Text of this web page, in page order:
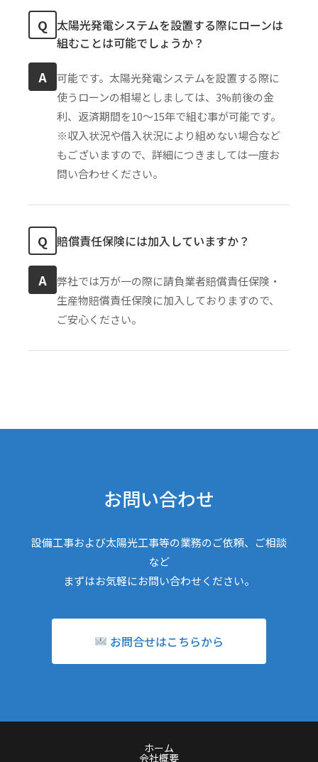
Q 太陽光発電システムを設置する際にローンは
組むことは可能でしょうか？
A
可能です。太陽光発電システムを設置する際に
使うローンの相場としましては、3%前後の金
利、返済期間を10〜15年で組む事が可能です。
※収入状況や借入状況により組めない場合など
もございますので、詳細につきましては一度お
問い合わせください。
Q 賠償責任保険には加入していますか？
A
弊社では万が一の際に請負業者賠償責任保険・
生産物賠償責任保険に加入しておりますので、
ご安心ください。
お問い合わせ
設備工事および太陽光工事等の業務のご依頼、ご相談
など
まずはお気軽にお問い合わせください。
お問合せはこちらから
ホーム
会社概要